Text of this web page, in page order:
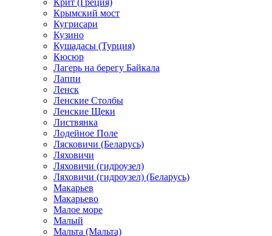
Крит (Греция)
Крымский мост
Кугрисари
Кузино
Кушадасы (Турция)
Кюсюр
Лагерь на берегу Байкала
Лаппи
Ленск
Ленские Столбы
Ленские Щеки
Листвянка
Лодейное Поле
Лясковичи (Беларусь)
Ляховичи
Ляховичи (гидроузел)
Ляховичи (гидроузел) (Беларусь)
Макарьев
Макарьево
Малое море
Малый
Мальта (Мальта)